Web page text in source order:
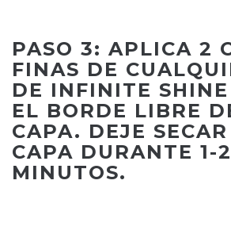
PASO 3: APLICA 2
FINAS DE
DE INFINITE SHINE
EL BORDE LIBRE
CAPA. DEJE
CAPA DURANTE 1-2
MINUTOS.